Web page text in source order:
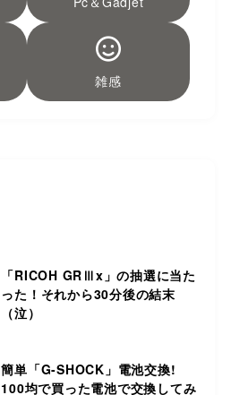
雑感
「RICOH GRⅢx」の抽選に当た
った！それから30分後の結末
（泣）
簡単「G-SHOCK」電池交換!
100均で買った電池で交換してみ